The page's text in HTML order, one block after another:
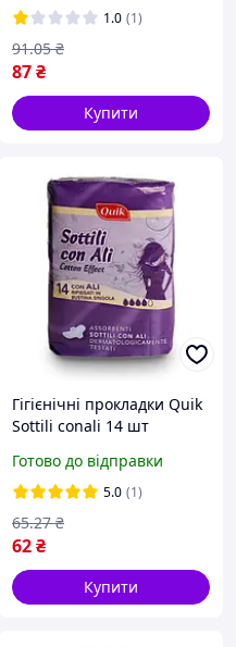
1.0 (1)
87₴
91.05 ₴
Купити
Гігієнічні прокладки Quik
Sottili conali 14 шт
Готово до відправки
5.0 (1)
62₴
65.27 ₴
Купити